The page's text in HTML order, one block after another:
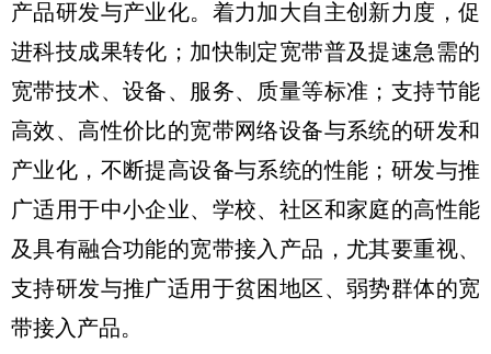
产品研发与产业化。着力加大自主创新力度，促
进科技成果转化；加快制定宽带普及提速急需的
宽带技术、设备、服务、质量等标准；支持节能
高效、高性价比的宽带网络设备与系统的研发和
产业化，不断提高设备与系统的性能；研发与推
广适用于中小企业、学校、社区和家庭的高性能
及具有融合功能的宽带接入产品，尤其要重视、
支持研发与推广适用于贫困地区、弱势群体的宽
带接入产品。